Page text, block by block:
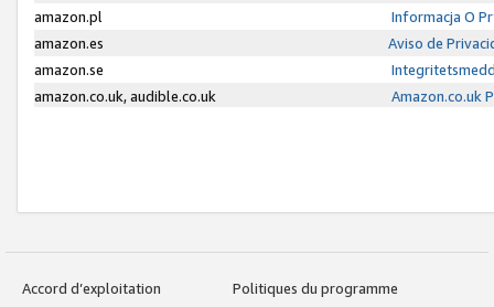
amazon.pl
Informacja O
amazon.es
Aviso de
amazon.se
amazon.co.uk, audible.co.uk
Amazon.co.uk
Accord d’exploitation
Politiques du programme